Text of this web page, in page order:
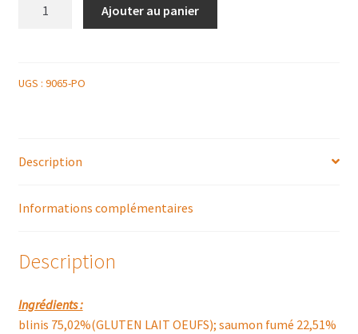
SAUMON
+
DE
300g
Ajouter au panier
UGS : 9065-PO
Description
Informations complémentaires
Description
Ingrédients :
blinis 75,02%(GLUTEN LAIT OEUFS); saumon fumé 22,51%